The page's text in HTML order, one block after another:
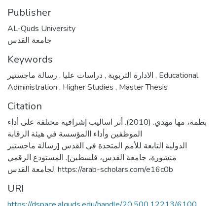
Publisher
AL-Quds University
جامعة القدس
Keywords
الادارة التربوية ,دراسات عليا , , Educational
Administration , Higher Studies , Master Thesis
Citation
بطمة، مها مهدي. (2010). أثر اساليب إشرافية مختلفة على أداء
الموظفين وأداء االمؤسسة في هيئة الرقابة
الدولية التابعة للأمم المتحدة في القدس [رسالة ماجستير
منشورة، جامعة القدس، فلسطين]. المستودع الرقمي
لجامعة القدس. https://arab-scholars.com/e16c0b
URI